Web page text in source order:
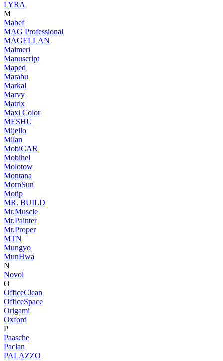
LYRA
M
Mabef
MAG Professional
MAGELLAN
Maimeri
Manuscript
Maped
Marabu
Markal
Marvy
Matrix
Maxi Color
MESHU
Mijello
Milan
MobiCAR
Mobihel
Molotow
Montana
MornSun
Motip
MR. BUILD
Mr.Muscle
Mr.Painter
Mr.Proper
MTN
Mungyo
MunHwa
N
Novol
O
OfficeClean
OfficeSpace
Origami
Oxford
P
Paasche
Paclan
PALAZZO